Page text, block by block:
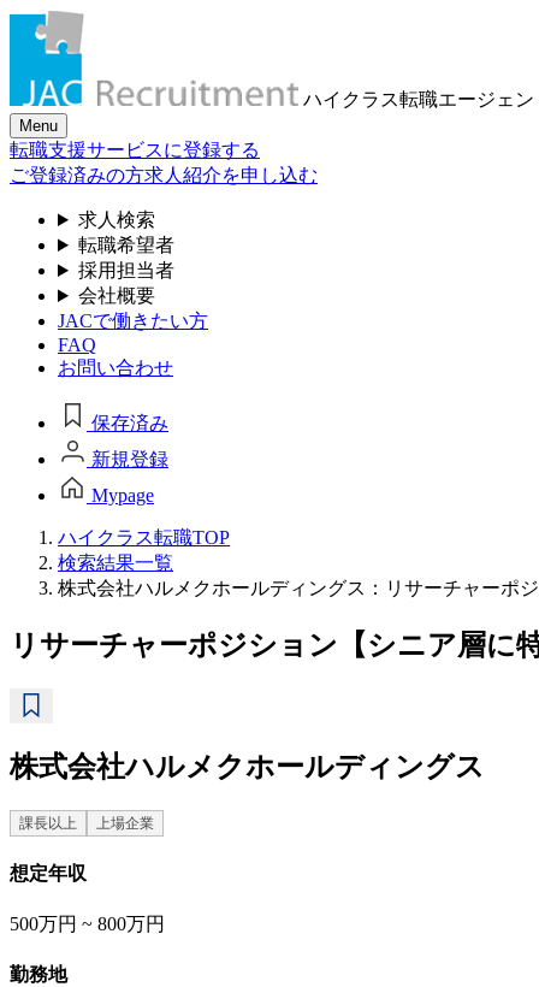
ハイクラス転職エージェン
Menu
転職支援サービスに登録する
ご登録済みの方求人紹介を申し込む
求人検索
転職希望者
採用担当者
会社概要
JACで働きたい方
FAQ
お問い合わせ
保存済み
新規登録
Mypage
ハイクラス転職TOP
検索結果一覧
株式会社ハルメクホールディングス：リサーチャーポ
リサーチャーポジション【シニア層に
株式会社ハルメクホールディングス
課長以上 上場企業
想定年収
500万円 ~ 800万円
勤務地